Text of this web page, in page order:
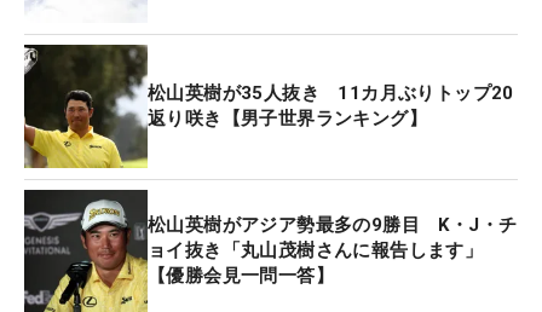
松山英樹が35人抜き 11カ月ぶりトップ20
返り咲き【男子世界ランキング】
松山英樹がアジア勢最多の9勝目 K・J・チ
ョイ抜き「丸山茂樹さんに報告します」
【優勝会見一問一答】